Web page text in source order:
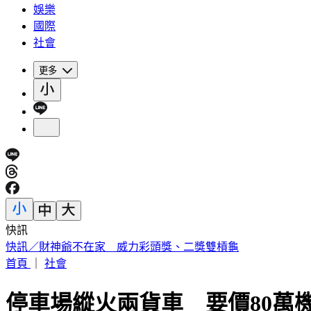
娛樂
國際
社會
更多
快訊
中國出入境新規將上路 陸委會曝「這類人」最危險
首頁
社會
停車場縱火兩貨車 要價80萬